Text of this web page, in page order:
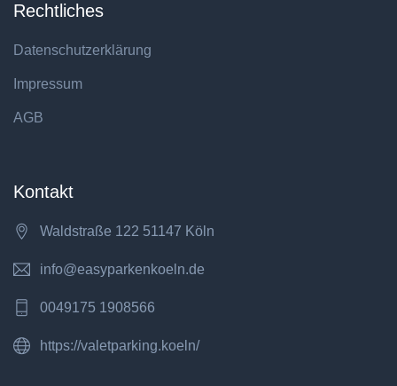
Rechtliches
Datenschutzerklärung
Impressum
AGB
Kontakt
Waldstraße 122 51147 Köln
info@easyparkenkoeln.de
0049175 1908566
https://valetparking.koeln/